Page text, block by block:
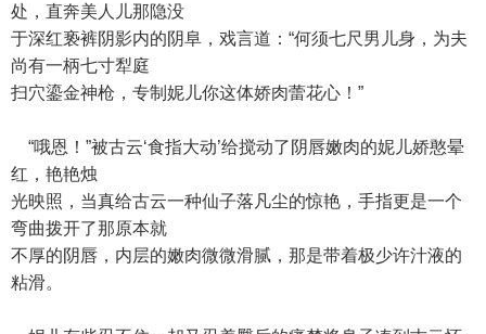
处，直奔美人儿那隐没
于深红亵裤阴影内的阴阜，戏言道：“何须七尺男儿身，为夫
尚有一柄七寸犁庭
扫穴鎏金神枪，专制妮儿你这体娇肉蕾花心！”
“哦恩！”被古云‘食指大动’给搅动了阴唇嫩肉的妮儿娇憨晕
红，艳艳烛
光映照，当真给古云一种仙子落凡尘的惊艳，手指更是一个
弯曲拨开了那原本就
不厚的阴唇，内层的嫩肉微微滑腻，那是带着极少许汁液的
粘滑。